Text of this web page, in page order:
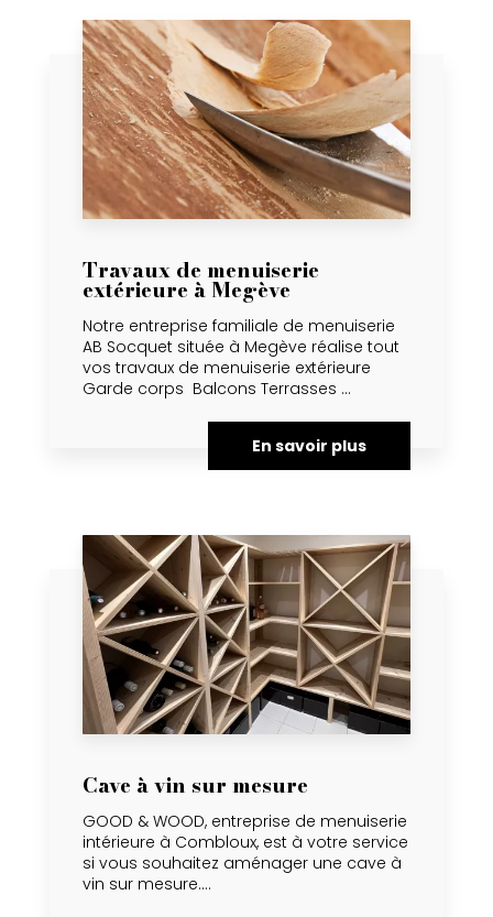
Travaux de menuiserie
extérieure à Megève
Notre entreprise familiale de menuiserie
AB Socquet située à Megève réalise tout
vos travaux de menuiserie extérieure
Garde corps Balcons Terrasses ...
En savoir plus
Cave à vin sur mesure
GOOD & WOOD, entreprise de menuiserie
intérieure à Combloux, est à votre service
si vous souhaitez aménager une cave à
vin sur mesure....